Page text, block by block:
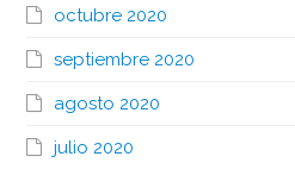
octubre 2020
septiembre 2020
agosto 2020
julio 2020